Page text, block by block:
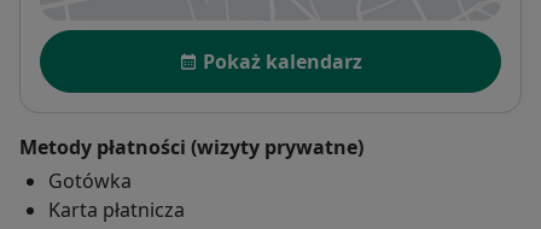
Dostępność
Pokaż kalendarz
Metody płatności (wizyty prywatne)
Gotówka
Karta płatnicza